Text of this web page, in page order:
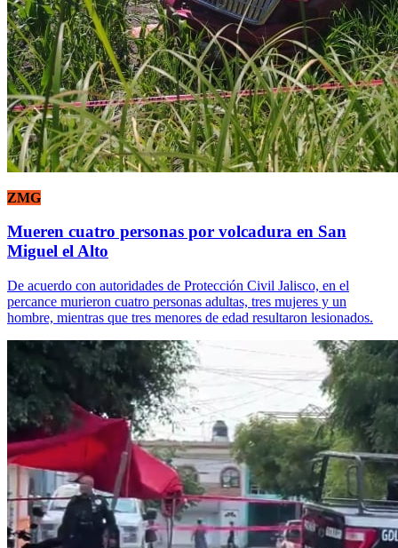
ZMG
Mueren cuatro personas por volcadura en San
Miguel el Alto
De acuerdo con autoridades de Protección Civil Jalisco, en el
percance murieron cuatro personas adultas, tres mujeres y un
hombre, mientras que tres menores de edad resultaron lesionados.